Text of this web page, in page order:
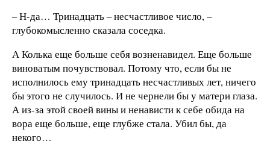
– Н-да… Тринадцать – несчастливое число, –
глубокомысленно сказала соседка.
А Колька еще больше себя возненавидел. Еще больше
виноватым почувствовал. Потому что, если бы не
исполнилось ему тринадцать несчастливых лет, ничего
бы этого не случилось. И не чернели бы у матери глаза.
А из-за этой своей вины и ненависти к себе обида на
вора еще больше, еще глубже стала. Убил бы, да
некого…